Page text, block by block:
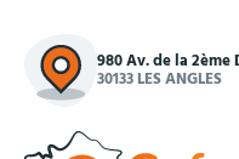
980 Av. de la
30133 LES ANGLES